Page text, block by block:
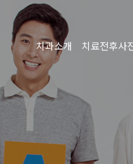
치과소개 치료전후사